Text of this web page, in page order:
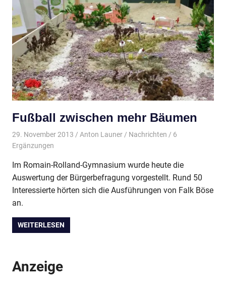
Fußball zwischen mehr Bäumen
29. November 2013 Anton Launer Nachrichten / 6
Ergänzungen
Im Romain-Rolland-Gymnasium wurde heute die
Auswertung der Bürgerbefragung vorgestellt. Rund 50
Interessierte hörten sich die Ausführungen von Falk Böse
an.
WEITERLESEN
Anzeige